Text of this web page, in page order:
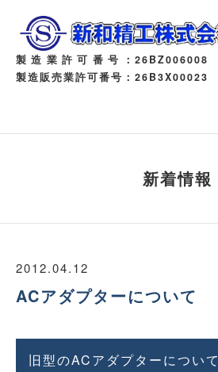
製造業許可番号
：26BZ006008
製造販売業許可番号：26B3X00023
新着情報
2012.04.12
ACアダプターについて
旧型のACアダプターについて